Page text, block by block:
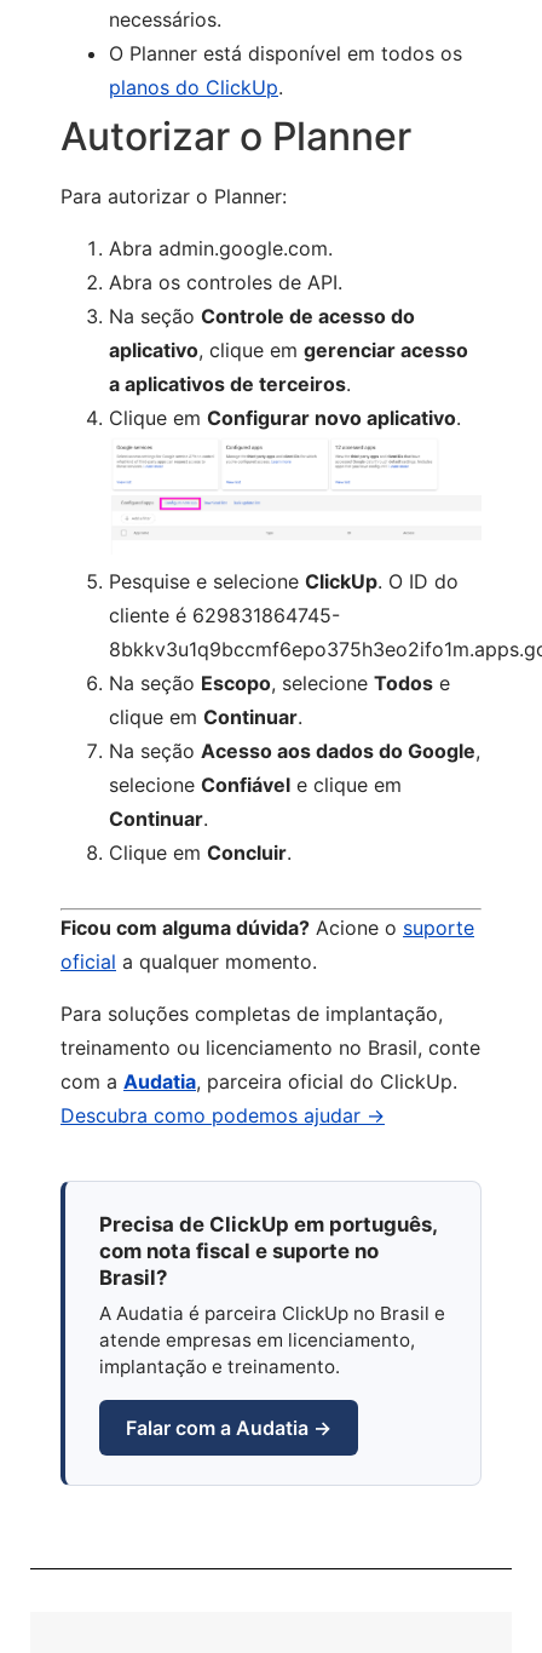
necessários.
O Planner está disponível em todos os
planos do ClickUp.
Autorizar o Planner
Para autorizar o Planner:
Abra admin.google.com.
Abra os controles de API.
Na seção Controle de acesso do
aplicativo, clique em gerenciar acesso
a aplicativos de terceiros.
Clique em Configurar novo aplicativo.
Pesquise e selecione ClickUp. O ID do
cliente é 629831864745-
Na seção Escopo, selecione Todos e
clique em Continuar.
Na seção Acesso aos dados do Google,
selecione Confiável e clique em
Continuar.
Clique em Concluir.
Ficou com alguma dúvida? Acione o suporte
oficial a qualquer momento.
Para soluções completas de implantação,
treinamento ou licenciamento no Brasil, conte
com a Audatia, parceira oficial do ClickUp.
Descubra como podemos ajudar →
Precisa de ClickUp em português,
com nota fiscal e suporte no
Brasil?
A Audatia é parceira ClickUp no Brasil e
atende empresas em licenciamento,
implantação e treinamento.
Falar com a Audatia →